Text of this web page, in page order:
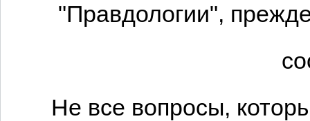
"Правдологии",
Не все вопросы,